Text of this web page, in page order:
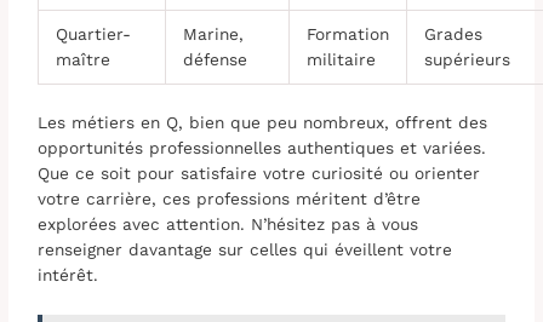
Quartier-
maître
Marine,
défense
Formation
militaire
Grades
supérieurs
Les métiers en Q, bien que peu nombreux, offrent des
opportunités professionnelles authentiques et variées.
Que ce soit pour satisfaire votre curiosité ou orienter
votre carrière, ces professions méritent d’être
explorées avec attention. N’hésitez pas à vous
renseigner davantage sur celles qui éveillent votre
intérêt.